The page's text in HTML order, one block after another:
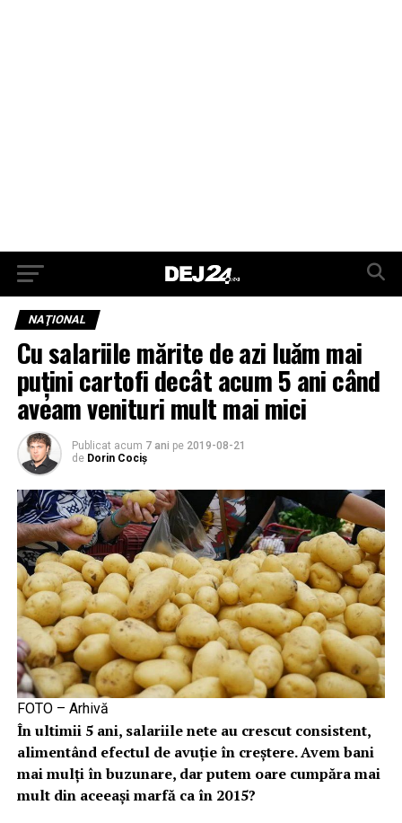
NAŢIONAL
Cu salariile mărite de azi luăm mai
puțini cartofi decât acum 5 ani când
aveam venituri mult mai mici
Publicat acum 7 ani pe 2019-08-21
de Dorin Cociș
FOTO – Arhivă
În ultimii 5 ani, salariile nete au crescut consistent,
alimentând efectul de avuție în creștere. Avem bani
mai mulți în buzunare, dar putem oare cumpăra mai
mult din aceeași marfă ca în 2015?